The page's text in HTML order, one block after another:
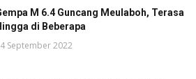
M 6.4 Guncang Meulaboh, Terasa
di Beberapa
September 2022